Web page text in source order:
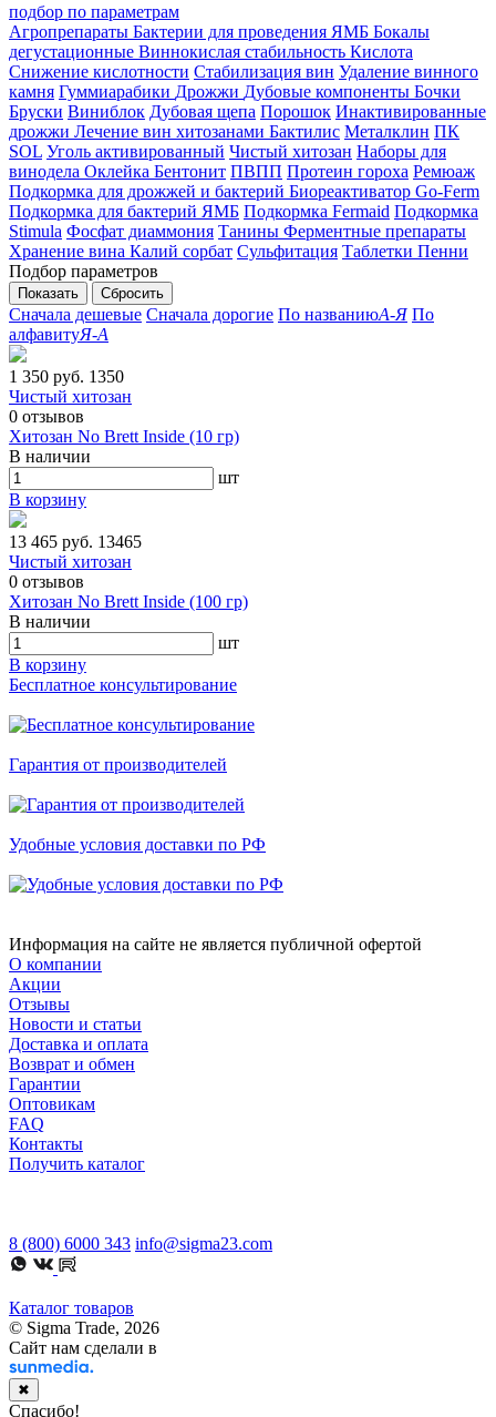
подбор по параметрам
Агропрепараты Бактерии для проведения ЯМБ Бокалы
дегустационные Виннокислая стабильность Кислота
Снижение кислотности Стабилизация вин Удаление винного
камня Гуммиарабики Дрожжи Дубовые компоненты Бочки
Бруски Виниблок Дубовая щепа Порошок Инактивированные
дрожжи Лечение вин хитозанами Бактилис Металклин ПК
SOL Уголь активированный Чистый хитозан Наборы для
винодела Оклейка Бентонит ПВПП Протеин гороха Ремюаж
Подкормка для дрожжей и бактерий Биореактиватор Go-Ferm
Подкормка для бактерий ЯМБ Подкормка Fermaid Подкормка
Stimula Фосфат диаммония Танины Ферментные препараты
Хранение вина Калий сорбат Сульфитация Таблетки Пенни
Подбор параметров
Сначала дешевые Сначала дорогие По названиюА-Я По
алфавитуЯ-А
1 350 руб. 1350
Чистый хитозан
0 отзывов
Хитозан No Brett Inside (10 гр)
В наличии
шт
В корзину
13 465 руб. 13465
Чистый хитозан
0 отзывов
Хитозан No Brett Inside (100 гр)
В наличии
шт
В корзину
Бесплатное консультирование
Гарантия от производителей
Удобные условия доставки по РФ
Информация на сайте не является публичной офертой
О компании
Акции
Отзывы
Новости и статьи
Доставка и оплата
Возврат и обмен
Гарантии
Оптовикам
FAQ
Контакты
Получить каталог
8 (800) 6000 343 info@sigma23.com
Каталог товаров
© Sigma Trade, 2026
Сайт нам сделали в
✖
Спасибо!